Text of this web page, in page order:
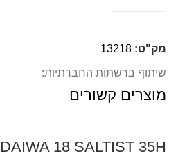
מק"ט: 13218
שיתוף ברשתות החברתיות:
מוצרים קשורים
DAIWA 18 SALTIST 35H